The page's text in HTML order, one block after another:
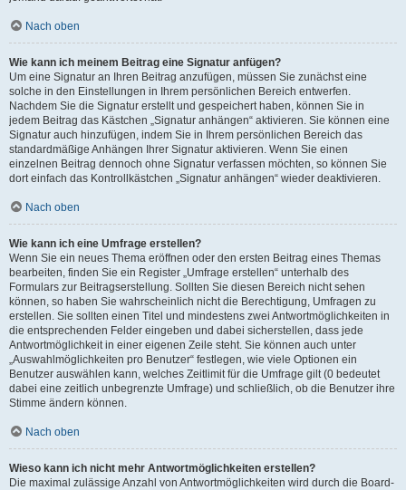
Nach oben
Wie kann ich meinem Beitrag eine Signatur anfügen?
Um eine Signatur an Ihren Beitrag anzufügen, müssen Sie zunächst eine
solche in den Einstellungen in Ihrem persönlichen Bereich entwerfen.
Nachdem Sie die Signatur erstellt und gespeichert haben, können Sie in
jedem Beitrag das Kästchen „Signatur anhängen“ aktivieren. Sie können eine
Signatur auch hinzufügen, indem Sie in Ihrem persönlichen Bereich das
standardmäßige Anhängen Ihrer Signatur aktivieren. Wenn Sie einen
einzelnen Beitrag dennoch ohne Signatur verfassen möchten, so können Sie
dort einfach das Kontrollkästchen „Signatur anhängen“ wieder deaktivieren.
Nach oben
Wie kann ich eine Umfrage erstellen?
Wenn Sie ein neues Thema eröffnen oder den ersten Beitrag eines Themas
bearbeiten, finden Sie ein Register „Umfrage erstellen“ unterhalb des
Formulars zur Beitragserstellung. Sollten Sie diesen Bereich nicht sehen
können, so haben Sie wahrscheinlich nicht die Berechtigung, Umfragen zu
erstellen. Sie sollten einen Titel und mindestens zwei Antwortmöglichkeiten in
die entsprechenden Felder eingeben und dabei sicherstellen, dass jede
Antwortmöglichkeit in einer eigenen Zeile steht. Sie können auch unter
„Auswahlmöglichkeiten pro Benutzer“ festlegen, wie viele Optionen ein
Benutzer auswählen kann, welches Zeitlimit für die Umfrage gilt (0 bedeutet
dabei eine zeitlich unbegrenzte Umfrage) und schließlich, ob die Benutzer ihre
Stimme ändern können.
Nach oben
Wieso kann ich nicht mehr Antwortmöglichkeiten erstellen?
Die maximal zulässige Anzahl von Antwortmöglichkeiten wird durch die Board-